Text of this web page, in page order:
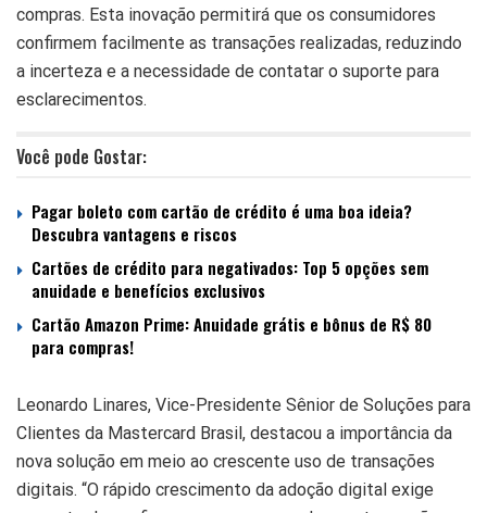
compras. Esta inovação permitirá que os consumidores
confirmem facilmente as transações realizadas, reduzindo
a incerteza e a necessidade de contatar o suporte para
esclarecimentos.
Você pode Gostar:
Pagar boleto com cartão de crédito é uma boa ideia?
Descubra vantagens e riscos
Cartões de crédito para negativados: Top 5 opções sem
anuidade e benefícios exclusivos
Cartão Amazon Prime: Anuidade grátis e bônus de R$ 80
para compras!
Leonardo Linares, Vice-Presidente Sênior de Soluções para
Clientes da Mastercard Brasil, destacou a importância da
nova solução em meio ao crescente uso de transações
digitais. “O rápido crescimento da adoção digital exige